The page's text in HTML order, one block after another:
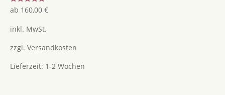
Bewertet
mit
von 5
ab 160,00 €
inkl. MwSt.
zzgl. Versandkosten
Lieferzeit: 1-2 Wochen